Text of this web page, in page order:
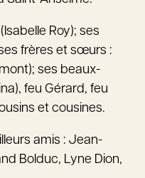
Roy); ses
frères et sœurs :
ses beaux-
feu Gérard, feu
et cousines.
amis : Jean-
Bolduc, Lyne Dion,